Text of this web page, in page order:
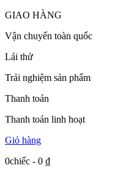
GIAO HÀNG
Vận chuyển toàn quốc
Lái thử
Trải nghiệm sản phẩm
Thanh toán
Thanh toán linh hoạt
Giỏ hàng
0chiếc - 0 ₫